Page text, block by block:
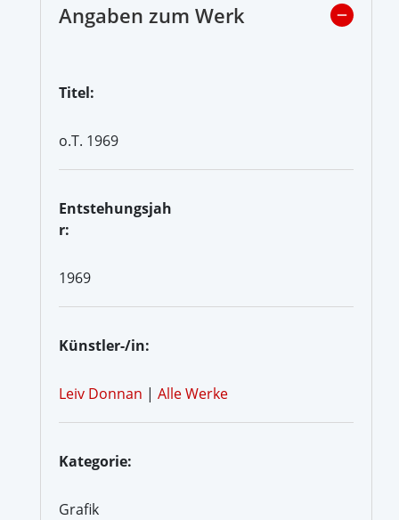
Angaben zum Werk
Titel:
o.T. 1969
Entstehungsjah
r:
1969
Künstler-/in:
Leiv Donnan | Alle Werke
Kategorie:
Grafik